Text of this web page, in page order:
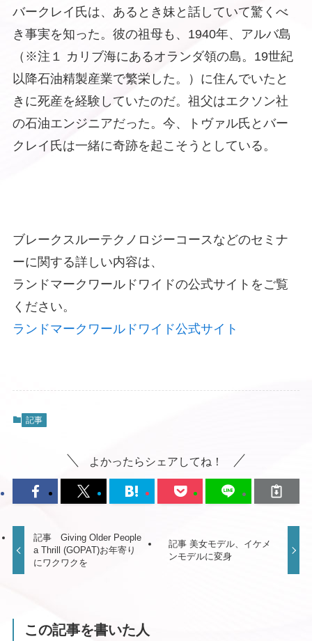
バークレイ氏は、あるとき妹と話していて驚くべ
き事実を知った。彼の祖母も、1940年、アルバ島
（※注１ カリブ海にあるオランダ領の島。19世紀
以降石油精製産業で繁栄した。）に住んでいたと
きに死産を経験していたのだ。祖父はエクソン社
の石油エンジニアだった。今、トヴァル氏とバー
クレイ氏は一緒に奇跡を起こそうとしている。
ブレークスルーテクノロジーコースなどのセミナ
ーに関する詳しい内容は、
ランドマークワールドワイドの公式サイトをご覧
ください。
ランドマークワールドワイド公式サイト
記事
よかったらシェアしてね！
記事 Giving Older People
a Thrill (GOPAT)お年寄り
にワクワクを
記事 美女モデル、イケメ
ンモデルに変身
この記事を書いた人